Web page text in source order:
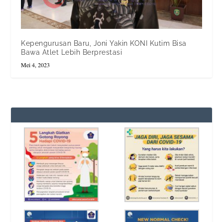
Kepengurusan Baru, Joni Yakin KONI Kutim Bisa
Bawa Atlet Lebih Berprestasi
Mei 4, 2023